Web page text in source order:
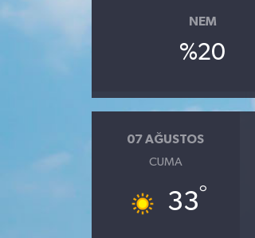
NEM
%20
07 AĞUSTOS
CUMA
33°